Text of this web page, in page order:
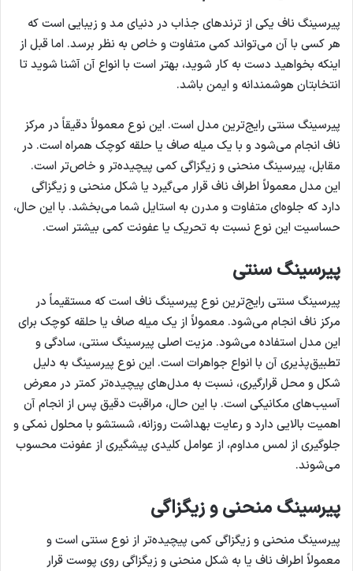
پیرسینگ ناف یکی از ترندهای جذاب در دنیای مد و زیبایی است که
هر کسی با آن می‌تواند کمی متفاوت و خاص به نظر برسد. اما قبل از
اینکه بخواهید دست به کار شوید، بهتر است با انواع آن آشنا شوید تا
انتخابتان هوشمندانه و ایمن باشد.
پیرسینگ سنتی رایج‌ترین مدل است. این نوع معمولاً دقیقاً در مرکز
ناف انجام می‌شود و با یک میله صاف یا حلقه کوچک همراه است. در
مقابل، پیرسینگ منحنی و زیگزاگی کمی پیچیده‌تر و خاص‌تر است.
این مدل معمولاً اطراف ناف قرار می‌گیرد یا شکل منحنی و زیگزاگی
دارد که جلوه‌ای متفاوت و مدرن به استایل شما می‌بخشد. با این حال،
حساسیت این نوع نسبت به تحریک یا عفونت کمی بیشتر است.
پیرسینگ سنتی
پیرسینگ سنتی رایج‌ترین نوع پیرسینگ ناف است که مستقیماً در
مرکز ناف انجام می‌شود. معمولاً از یک میله صاف یا حلقه کوچک برای
این مدل استفاده می‌شود. مزیت اصلی پیرسینگ سنتی، سادگی و
تطبیق‌پذیری آن با انواع جواهرات است. این نوع پیرسینگ به دلیل
شکل و محل قرارگیری، نسبت به مدل‌های پیچیده‌تر کمتر در معرض
آسیب‌های مکانیکی است. با این حال، مراقبت دقیق پس از انجام آن
اهمیت بالایی دارد و رعایت بهداشت روزانه، شستشو با محلول نمکی و
جلوگیری از لمس مداوم، از عوامل کلیدی پیشگیری از عفونت محسوب
می‌شوند.
پیرسینگ منحنی و زیگزاگی
پیرسینگ منحنی و زیگزاگی کمی پیچیده‌تر از نوع سنتی است و
معمولاً اطراف ناف یا به شکل منحنی و زیگزاگی روی پوست قرار